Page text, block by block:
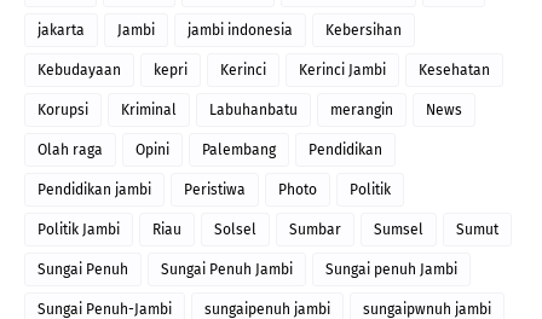
jakarta Jambi jambi indonesia Kebersihan
Kebudayaan kepri Kerinci Kerinci Jambi Kesehatan
Korupsi Kriminal Labuhanbatu merangin News
Olah raga Opini Palembang Pendidikan
Pendidikan jambi Peristiwa Photo Politik
Politik Jambi Riau Solsel Sumbar Sumsel Sumut
Sungai Penuh Sungai Penuh Jambi Sungai penuh Jambi
Sungai Penuh-Jambi sungaipenuh jambi sungaipwnuh jambi